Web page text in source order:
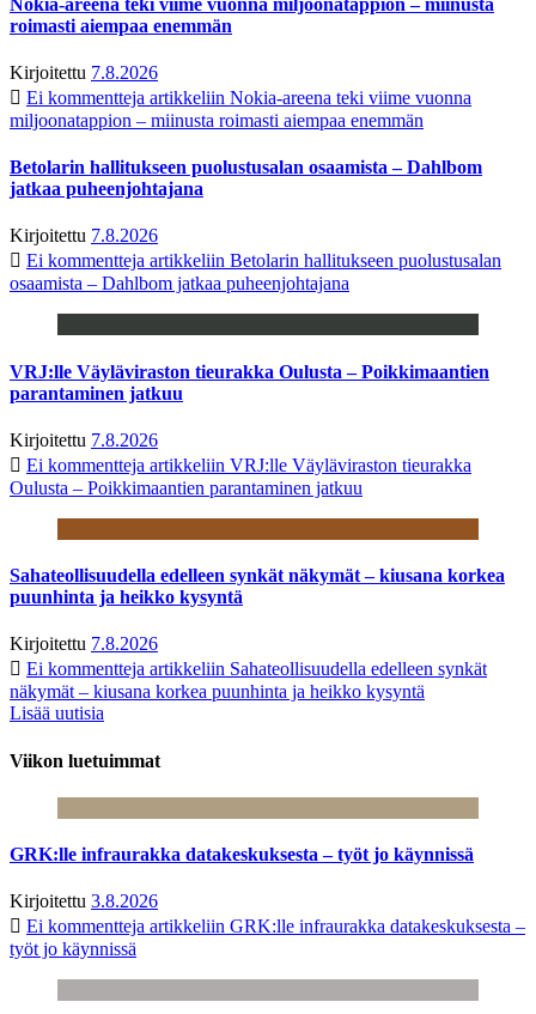
roimasti aiempaa enemmän
Kirjoitettu 7.8.2026
Ei kommentteja artikkeliin Nokia-areena teki viime vuonna
miljoonatappion – miinusta roimasti aiempaa enemmän
Betolarin hallitukseen puolustusalan osaamista – Dahlbom
jatkaa puheenjohtajana
Kirjoitettu 7.8.2026
Ei kommentteja artikkeliin Betolarin hallitukseen puolustusalan
osaamista – Dahlbom jatkaa puheenjohtajana
VRJ:lle Väyläviraston tieurakka Oulusta – Poikkimaantien
parantaminen jatkuu
Kirjoitettu 7.8.2026
Ei kommentteja artikkeliin VRJ:lle Väyläviraston tieurakka
Oulusta – Poikkimaantien parantaminen jatkuu
Sahateollisuudella edelleen synkät näkymät – kiusana korkea
puunhinta ja heikko kysyntä
Kirjoitettu 7.8.2026
Ei kommentteja artikkeliin Sahateollisuudella edelleen synkät
näkymät – kiusana korkea puunhinta ja heikko kysyntä
Lisää uutisia
Viikon luetuimmat
GRK:lle infraurakka datakeskuksesta – työt jo käynnissä
Kirjoitettu 3.8.2026
Ei kommentteja artikkeliin GRK:lle infraurakka datakeskuksesta –
työt jo käynnissä